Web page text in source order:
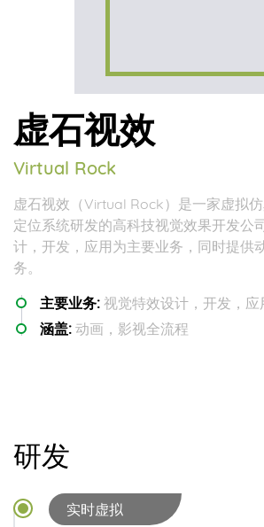
虚石视效
Virtual Rock
虚石视效（Virtual Rock）是一家虚拟
定位系统研发的高科技视觉效果开发公
计，开发，应用为主要业务，同时提供
务。
主要业务: 视觉特效设计，开发，应
涵盖: 动画，影视全流程
研发
实时虚拟